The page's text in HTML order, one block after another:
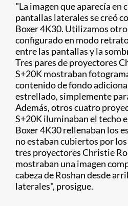
"La imagen que aparecía en
pantallas laterales se creó
Boxer 4K30. Utilizamos
configurado en modo
entre las pantallas y la
Tres pares de proyectores
S+20K mostraban
contenido de fondo
estrellado, simplemente
Además, otros cuatro
S+20K iluminaban el techo
Boxer 4K30 rellenaban los
no estaban cubiertos por
tres proyectores Christie
mostraban una imagen
cabeza de Roshan desde
laterales", prosigue.